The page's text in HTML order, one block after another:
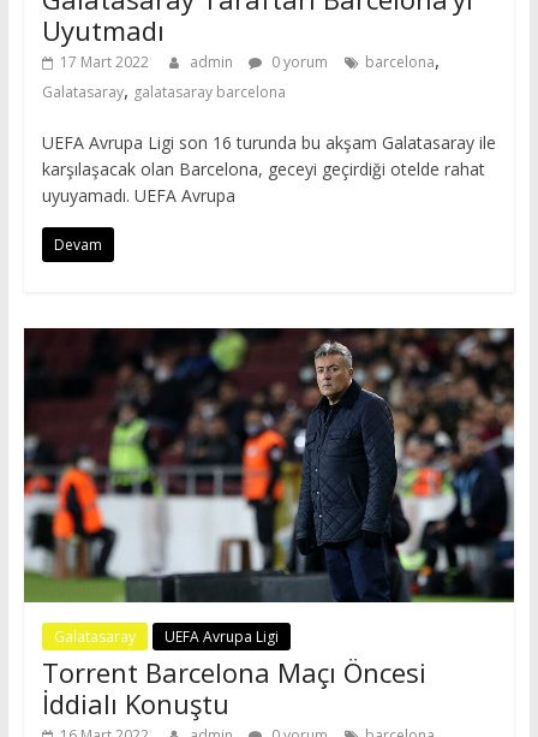
Uyutmadı
17 Mart 2022 admin 0 yorum barcelona,
Galatasaray, galatasaray barcelona
UEFA Avrupa Ligi son 16 turunda bu akşam Galatasaray ile
karşılaşacak olan Barcelona, geceyi geçirdiği otelde rahat
uyuyamadı. UEFA Avrupa
Devam
Galatasaray UEFA Avrupa Ligi
Torrent Barcelona Maçı Öncesi
İddialı Konuştu